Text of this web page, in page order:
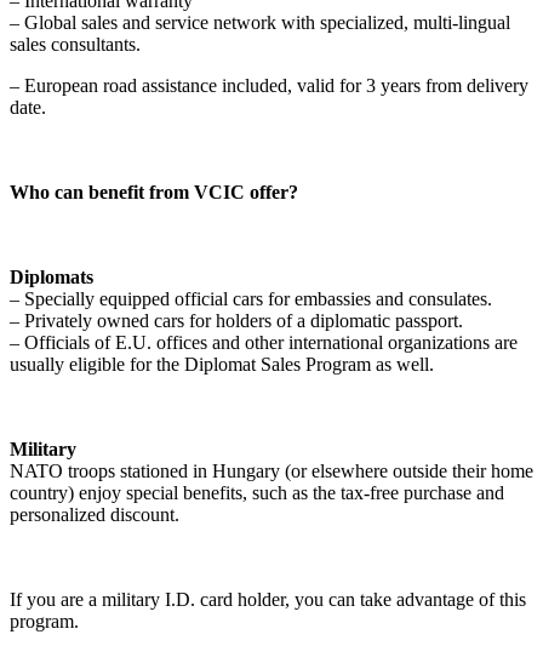
– Global sales and service network with specialized, multi-lingual
sales consultants.
– European road assistance included, valid for 3 years from delivery
date.
Who can benefit from VCIC offer?
Diplomats
– Specially equipped official cars for embassies and consulates.
– Privately owned cars for holders of a diplomatic passport.
– Officials of E.U. offices and other international organizations are
usually eligible for the Diplomat Sales Program as well.
Military
NATO troops stationed in Hungary (or elsewhere outside their home
country) enjoy special benefits, such as the tax-free purchase and
personalized discount.
If you are a military I.D. card holder, you can take advantage of this
program.